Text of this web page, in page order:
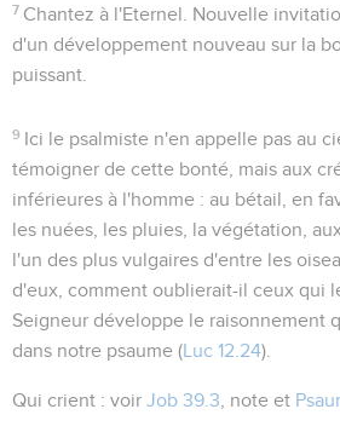
7 Chantez à l'Eternel . Nouvelle
d'un développement nouveau sur la
puissant.
9 Ici le psalmiste n'en appelle pas au
témoigner de cette bonté, mais aux
inférieures à l'homme : au bétail , en
les nuées, les pluies, la végétation, aux
l'un des plus vulgaires d'entre les
d'eux, comment oublierait-il ceux qui
Seigneur développe le raisonnement
dans notre psaume (Luc 12.24).
Qui crient : voir Job 39.3 , note et